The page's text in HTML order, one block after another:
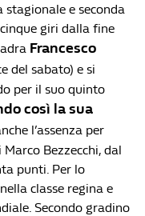
stagionale e seconda
giri dalla fine
Francesco
del sabato) e si
per il suo quinto
così la sua
l’assenza per
Bezzecchi, dal
punti. Per lo
classe regina e
Secondo gradino